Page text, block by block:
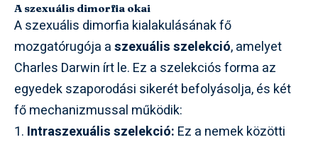
A szexuális dimorfia okai
A szexuális dimorfia kialakulásának fő
mozgatórugója aszexuális szelekció, amelyet
Charles Darwin írt le. Ez a szelekciós forma az
egyedek szaporodási sikerét befolyásolja, és két
fő mechanizmussal működik:
Intraszexuális szelekció: Ez a nemek közötti